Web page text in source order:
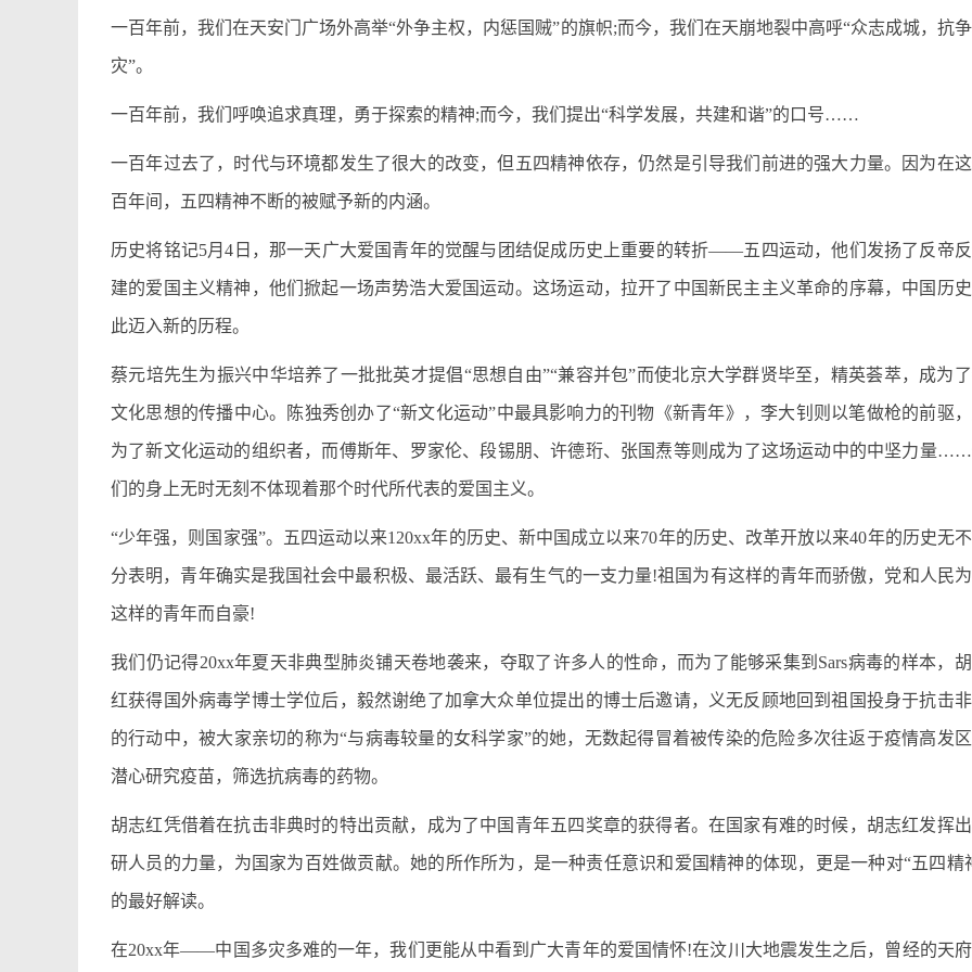
一百年前，我们在天安门广场外高举“外争主权，内惩国贼”的旗帜;而今，我们在天崩地裂中高呼“众志成城，抗
灾”。
一百年前，我们呼唤追求真理，勇于探索的精神;而今，我们提出“科学发展，共建和谐”的口号……
一百年过去了，时代与环境都发生了很大的改变，但五四精神依存，仍然是引导我们前进的强大力量。因为在
百年间，五四精神不断的被赋予新的内涵。
历史将铭记5月4日，那一天广大爱国青年的觉醒与团结促成历史上重要的转折——五四运动，他们发扬了反帝
建的爱国主义精神，他们掀起一场声势浩大爱国运动。这场运动，拉开了中国新民主主义革命的序幕，中国历
此迈入新的历程。
蔡元培先生为振兴中华培养了一批批英才提倡“思想自由”“兼容并包”而使北京大学群贤毕至，精英荟萃，成为
文化思想的传播中心。陈独秀创办了“新文化运动”中最具影响力的刊物《新青年》，李大钊则以笔做枪的前驱
为了新文化运动的组织者，而傅斯年、罗家伦、段锡朋、许德珩、张国焘等则成为了这场运动中的中坚力量
们的身上无时无刻不体现着那个时代所代表的爱国主义。
“少年强，则国家强”。五四运动以来120xx年的历史、新中国成立以来70年的历史、改革开放以来40年的历史无
分表明，青年确实是我国社会中最积极、最活跃、最有生气的一支力量!祖国为有这样的青年而骄傲，党和人民
这样的青年而自豪!
我们仍记得20xx年夏天非典型肺炎铺天卷地袭来，夺取了许多人的性命，而为了能够采集到Sars病毒的样本，
红获得国外病毒学博士学位后，毅然谢绝了加拿大众单位提出的博士后邀请，义无反顾地回到祖国投身于抗击
的行动中，被大家亲切的称为“与病毒较量的女科学家”的她，无数起得冒着被传染的危险多次往返于疫情高发区
潜心研究疫苗，筛选抗病毒的药物。
胡志红凭借着在抗击非典时的特出贡献，成为了中国青年五四奖章的获得者。在国家有难的时候，胡志红发挥
研人员的力量，为国家为百姓做贡献。她的所作所为，是一种责任意识和爱国精神的体现，更是一种对“五四精
的最好解读。
在20xx年——中国多灾多难的一年，我们更能从中看到广大青年的爱国情怀!在汶川大地震发生之后，曾经的天